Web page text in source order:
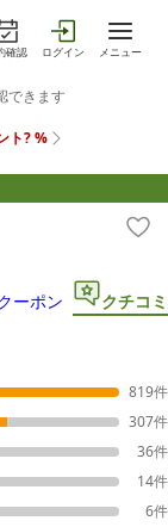
確認 ログイン メニュー
ーポン クチコミ
819件
307件
36件
14件
6件